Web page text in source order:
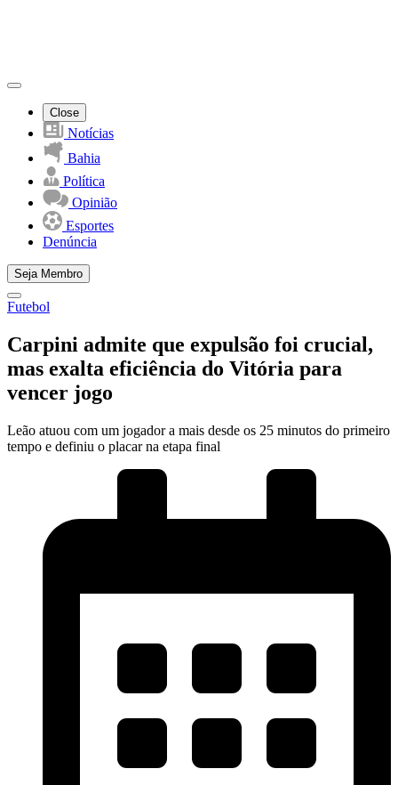
Close
Notícias
Bahia
Política
Opinião
Esportes
Denúncia
Seja Membro
Futebol
Carpini admite que expulsão foi crucial,
mas exalta eficiência do Vitória para
vencer jogo
Leão atuou com um jogador a mais desde os 25 minutos do primeiro
tempo e definiu o placar na etapa final